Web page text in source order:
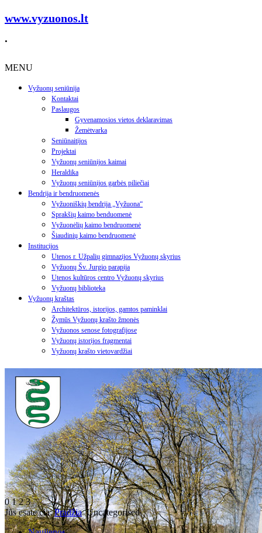
www.vyzuonos.lt
.
MENU
Vyžuonų seniūnija
Kontaktai
Paslaugos
Gyvenamosios vietos deklaravimas
Žemėtvarka
Seniūnaitijos
Projektai
Vyžuonų seniūnijos kaimai
Heraldika
Vyžuonų seniūnijos garbės piliečiai
Bendrija ir bendruomenės
Vyžuoniškių bendrija „Vyžuona“
Sprakšių kaimo benduomenė
Vyžuonėlių kaimo bendruomenė
Šiaudinių kaimo bendruomenė
Institucijos
Utenos r. Užpalių gimnazijos Vyžuonų skyrius
Vyžuonų Šv. Jurgio parapija
Utenos kultūros centro Vyžuonų skyrius
Vyžuonų biblioteka
Vyžuonų kraštas
Architektūros, istorijos, gamtos paminklai
Žymūs Vyžuonų krašto žmonės
Vyžuonos senose fotografijose
Vyžuonų istorijos fragmentai
Vyžuonų krašto vietovardžiai
0123
Jūs esate čia:Pradžia Uncategorised